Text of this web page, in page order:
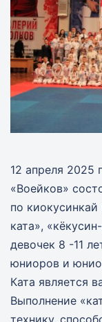
12 апреля 2025
«Воейков»
по киокусинкай
ката»,
девочек 8 -11
юниоров и
Ката является
Выполнение
технику,